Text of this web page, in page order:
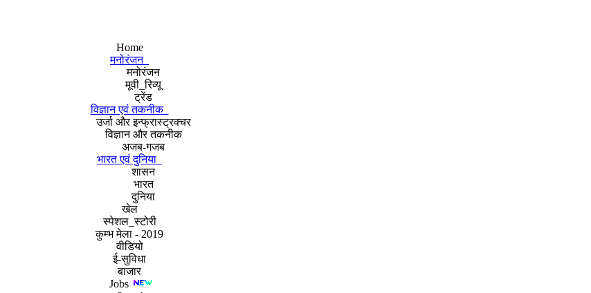
Home
मनोरंजन
मनोरंजन
मूवी_रिव्यू
ट्रेंड
विज्ञान एवं तकनीक
उर्जा और इन्फ्रास्ट्रक्चर
विज्ञान और तकनीक
अजब-गजब
भारत एवं दुनिया
शासन
भारत
दुनिया
खेल
स्पेशल_स्टोरी
कुम्भ मेला - 2019
वीडियो
ई-सुविधा
बाजार
Jobs